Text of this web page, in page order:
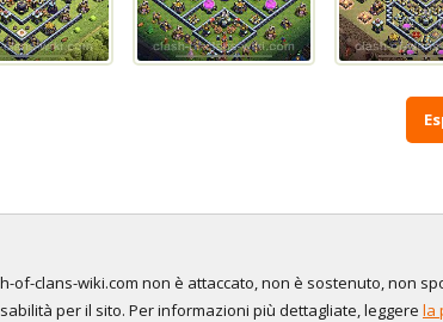
of-clans-wiki.com non è attaccato, non è sostenuto, non
per il sito. Per informazioni più dettagliate, leggere la